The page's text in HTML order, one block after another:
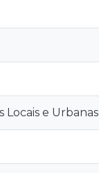
e Urbanas